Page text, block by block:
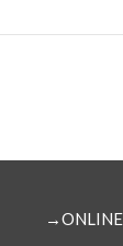
→ONLINE